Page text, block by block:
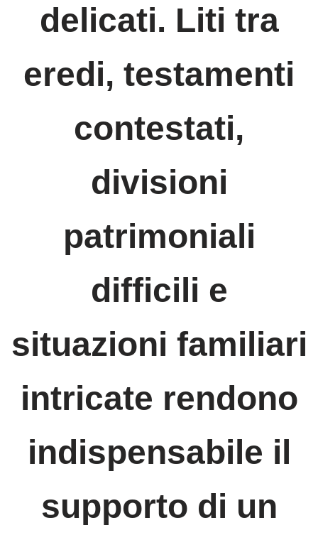
delicati. Liti tra
eredi, testamenti
contestati,
divisioni
patrimoniali
difficili e
situazioni familiari
intricate rendono
indispensabile il
supporto di un